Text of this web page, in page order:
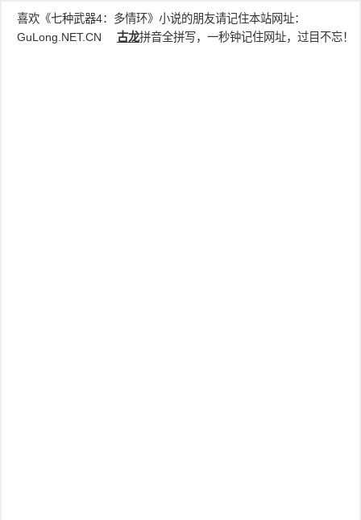
喜欢《七种武器4：多情环》小说的朋友请记住本站网址：
GuLong.NET.CN
古龙拼音全拼写，一秒钟记住网址，过目不忘！